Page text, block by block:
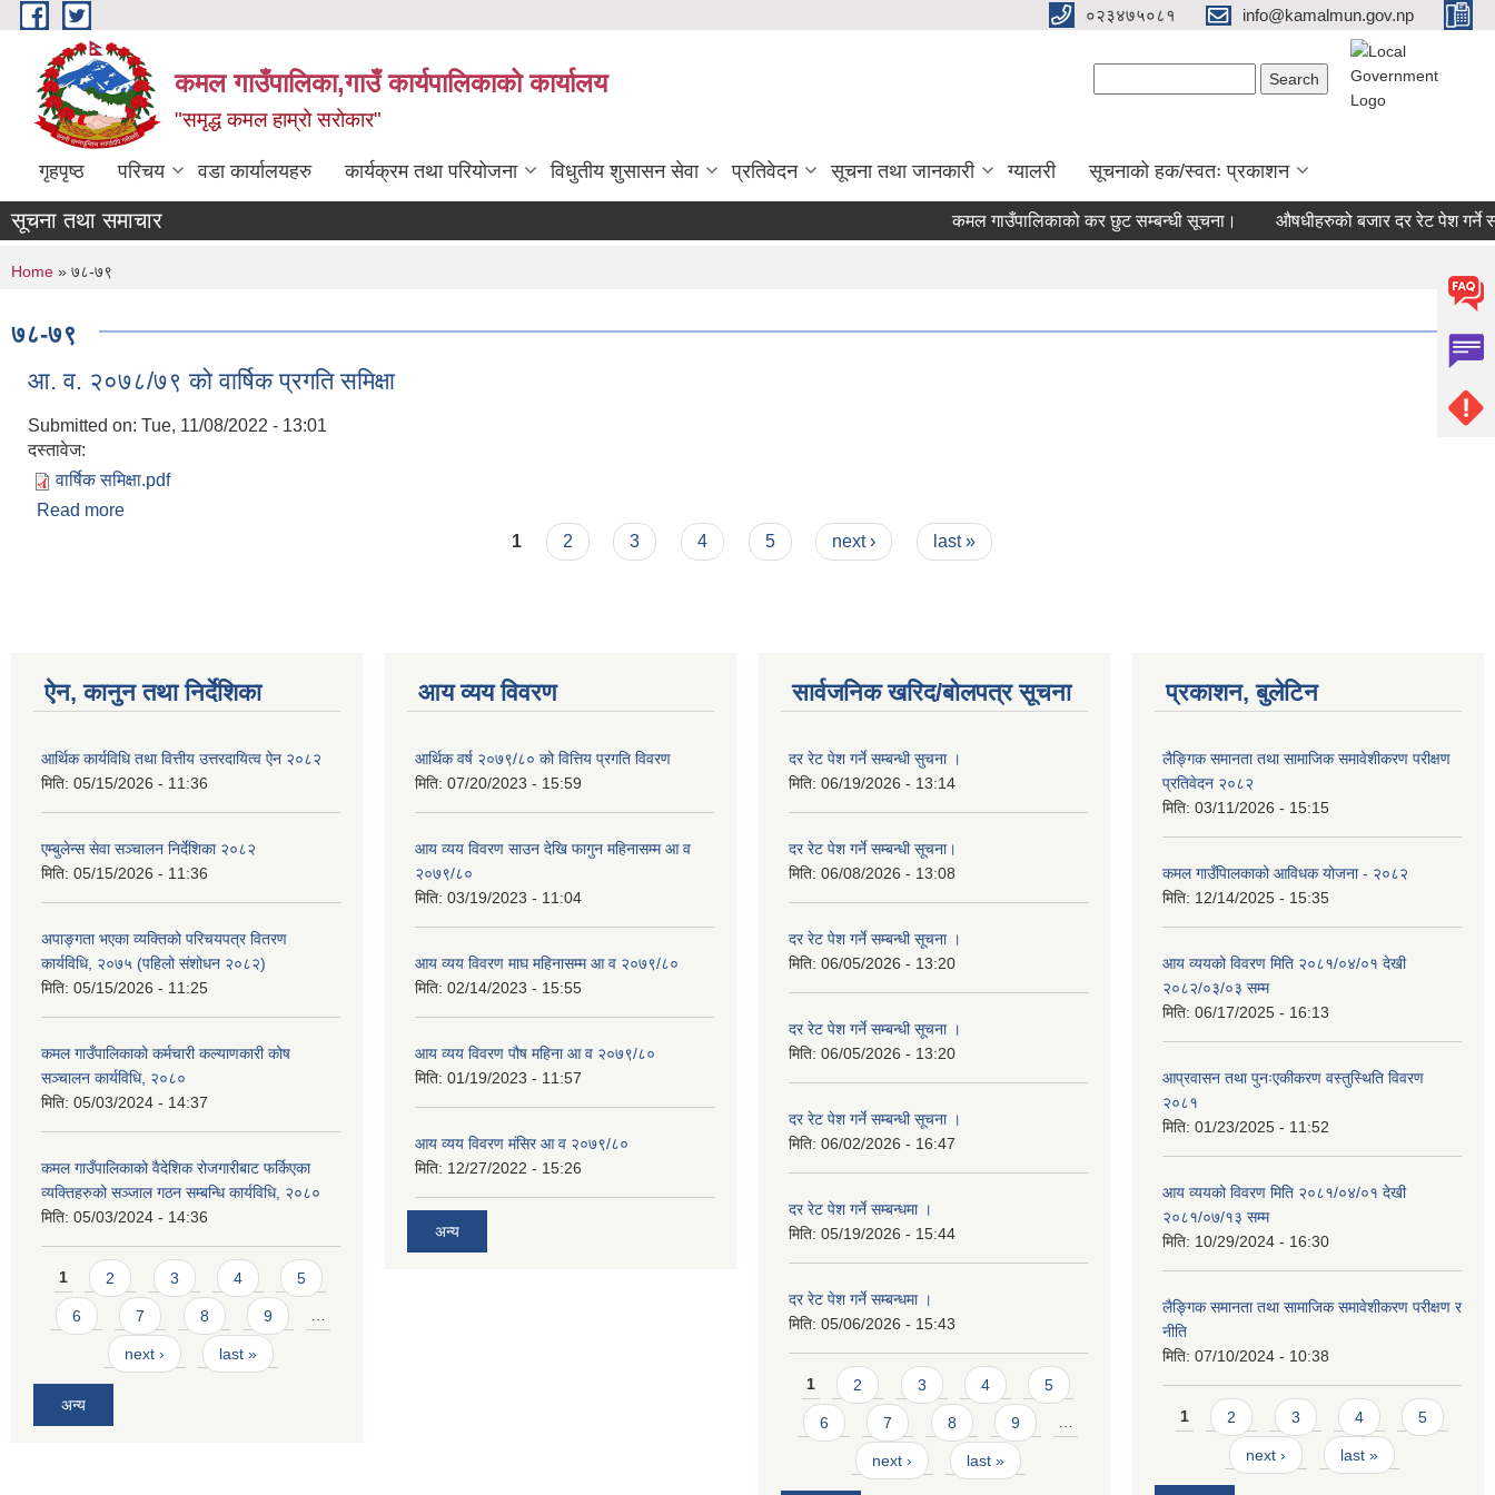
Skip to main content ०२३४७५०८१ info@kamalmun.gov.np
कमल गाउँपालिका,गाउँ कार्यपालिकाको कार्यालय
"समृद्ध कमल हाम्रो सरोकार"
गृहपृष्ठ परिचय वडा कार्यालयहरु कार्यक्रम तथा परियोजना विधुतीय शुसासन सेवा प्रतिवेदन सूचना तथा जानकारी ग्यालरी सूचनाको हक/स्वतः प्रकाशन
सूचना तथा समाचार कमल गाउँपालिकाको कर छुट सम्बन्धी सूचना। औषधीहरुको बजार दर रेट पेश गर्ने
You are here
Home » ७८-७९
७८-७९
आ. व. २०७८/७९ को वार्षिक प्रगति समिक्षा
Submitted on: Tue, 11/08/2022 - 13:01
दस्तावेज:
वार्षिक समिक्षा.pdf
Read more
1 2 3 4 5 next › last »
ऐन, कानुन तथा निर्देशिका
आर्थिक कार्यविधि तथा वित्तीय उत्तरदायित्व ऐन २०८२
मिति: 05/15/2026 - 11:36
एम्बुलेन्स सेवा सञ्चालन निर्देशिका २०८२
मिति: 05/15/2026 - 11:36
अपाङ्गता भएका व्यक्तिको परिचयपत्र वितरण
कार्यविधि, २०७५ (पहिलो संशोधन २०८२)
मिति: 05/15/2026 - 11:25
कमल गाउँपालिकाको कर्मचारी कल्याणकारी कोष
सञ्चालन कार्यविधि, २०८०
मिति: 05/03/2024 - 14:37
कमल गाउँपालिकाको वैदेशिक रोजगारीबाट फर्किएका
व्यक्तिहरुको सञ्जाल गठन सम्बन्धि कार्यविधि, २०८०
मिति: 05/03/2024 - 14:36
Pages
1 2 3 4 5
6 7 8 9 …
next › last »
अन्य
आय व्यय विवरण
आर्थिक वर्ष २०७९/८० को वित्तिय प्रगति विवरण
मिति: 07/20/2023 - 15:59
आय व्यय विवरण साउन देखि फागुन महिनासम्म आ व
२०७९/८०
मिति: 03/19/2023 - 11:04
आय व्यय विवरण माघ महिनासम्म आ व २०७९/८०
मिति: 02/14/2023 - 15:55
आय व्यय विवरण पौष महिना आ व २०७९/८०
मिति: 01/19/2023 - 11:57
आय व्यय विवरण मंसिर आ व २०७९/८०
मिति: 12/27/2022 - 15:26
अन्य
सार्वजनिक खरिद/बोलपत्र सूचना
दर रेट पेश गर्ने सम्बन्धी सुचना ।
मिति: 06/19/2026 - 13:14
दर रेट पेश गर्ने सम्बन्धी सूचना।
मिति: 06/08/2026 - 13:08
दर रेट पेश गर्ने सम्बन्धी सूचना ।
मिति: 06/05/2026 - 13:20
दर रेट पेश गर्ने सम्बन्धी सूचना ।
मिति: 06/05/2026 - 13:20
दर रेट पेश गर्ने सम्बन्धी सूचना ।
मिति: 06/02/2026 - 16:47
दर रेट पेश गर्ने सम्बन्धमा ।
मिति: 05/19/2026 - 15:44
दर रेट पेश गर्ने सम्बन्धमा ।
मिति: 05/06/2026 - 15:43
Pages
1 2 3 4 5
6 7 8 9 …
next › last »
प्रकाशन, बुलेटिन
लैङ्गिक समानता तथा सामाजिक समावेशीकरण परीक्षण
प्रतिवेदन २०८२
मिति: 03/11/2026 - 15:15
कमल गाउँपािलकाको आविधक योजना - २०८२
मिति: 12/14/2025 - 15:35
आय व्ययको विवरण मिति २०८१/०४/०१ देखी
२०८२/०३/०३ सम्म
मिति: 06/17/2025 - 16:13
आप्रवासन तथा पुनःएकीकरण वस्तुस्थिति विवरण
२०८१
मिति: 01/23/2025 - 11:52
आय व्ययको विवरण मिति २०८१/०४/०१ देखी
२०८१/०७/१३ सम्म
मिति: 10/29/2024 - 16:30
लैङ्गिक समानता तथा सामाजिक समावेशीकरण परीक्षण र
नीति
मिति: 07/10/2024 - 10:38
Pages
1 2 3 4 5
next › last »